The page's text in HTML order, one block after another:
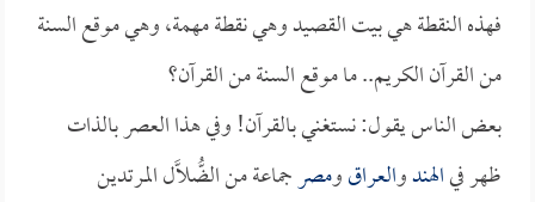
فهذه النقطة هي بيت القصيد وهي نقطة مهمة، وهي موقع السنة
من القرآن الكريم.. ما موقع السنة من القرآن؟
بعض الناس يقول: نستغني بالقرآن! وفي هذا العصر بالذات
ظهر فيالهندوالعراقومصرجماعة من الضُّلَّال المرتدين